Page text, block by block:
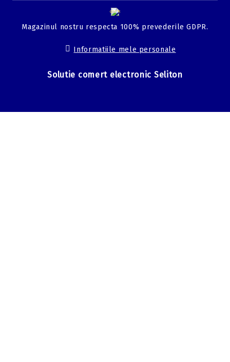
GDPR
Magazinul nostru respecta 100% prevederile GDPR.
Informatiile mele personale
Solutie comert electronic Seliton